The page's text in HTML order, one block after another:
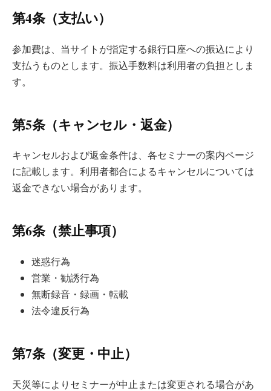
第4条（支払い）
参加費は、当サイトが指定する銀行口座への振込により
支払うものとします。振込手数料は利用者の負担としま
す。
第5条（キャンセル・返金）
キャンセルおよび返金条件は、各セミナーの案内ページ
に記載します。利用者都合によるキャンセルについては
返金できない場合があります。
第6条（禁止事項）
迷惑行為
営業・勧誘行為
無断録音・録画・転載
法令違反行為
第7条（変更・中止）
天災等によりセミナーが中止または変更される場合があ